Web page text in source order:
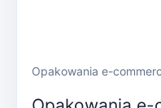
Opakowania e-